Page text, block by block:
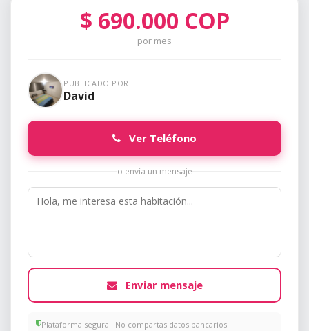
$ 690.000 COP
por mes
PUBLICADO POR
David
Ver Teléfono
o envía un mensaje
Enviar mensaje
Plataforma segura · No compartas datos bancarios